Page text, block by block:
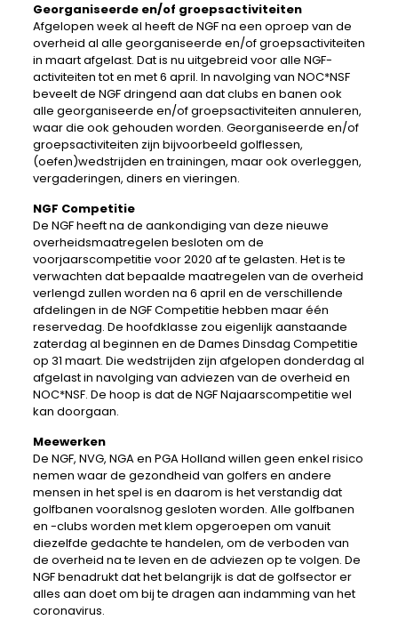
Georganiseerde en/of groepsactiviteiten
Afgelopen week al heeft de NGF na een oproep van de
overheid al alle georganiseerde en/of groepsactiviteiten
in maart afgelast. Dat is nu uitgebreid voor alle NGF-
activiteiten tot en met 6 april. In navolging van NOC*NSF
beveelt de NGF dringend aan dat clubs en banen ook
alle georganiseerde en/of groepsactiviteiten annuleren,
waar die ook gehouden worden. Georganiseerde en/of
groepsactiviteiten zijn bijvoorbeeld golflessen,
(oefen)wedstrijden en trainingen, maar ook overleggen,
vergaderingen, diners en vieringen.
NGF Competitie
De NGF heeft na de aankondiging van deze nieuwe
overheidsmaatregelen besloten om de
voorjaarscompetitie voor 2020 af te gelasten. Het is te
verwachten dat bepaalde maatregelen van de overheid
verlengd zullen worden na 6 april en de verschillende
afdelingen in de NGF Competitie hebben maar één
reservedag. De hoofdklasse zou eigenlijk aanstaande
zaterdag al beginnen en de Dames Dinsdag Competitie
op 31 maart. Die wedstrijden zijn afgelopen donderdag al
afgelast in navolging van adviezen van de overheid en
NOC*NSF. De hoop is dat de NGF Najaarscompetitie wel
kan doorgaan.
Meewerken
De NGF, NVG, NGA en PGA Holland willen geen enkel risico
nemen waar de gezondheid van golfers en andere
mensen in het spel is en daarom is het verstandig dat
golfbanen vooralsnog gesloten worden. Alle golfbanen
en -clubs worden met klem opgeroepen om vanuit
diezelfde gedachte te handelen, om de verboden van
de overheid na te leven en de adviezen op te volgen. De
NGF benadrukt dat het belangrijk is dat de golfsector er
alles aan doet om bij te dragen aan indamming van het
coronavirus.